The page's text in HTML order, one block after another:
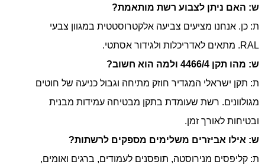
ש: האם ניתן לצבוע רשת מותאמת?
ת: כן. אנחנו מציעים צביעה אלקטרוסטטית במגוון צבעי
RAL. מתאים לאדריכלות ולגידור אסתטי.
ש: מהו תקן 4466/4 ולמה הוא חשוב?
ת: תקן ישראלי המגדיר חוזק מתיחה וגבול כניעה של חוטים
מגולוונים. רשת שעומדת בתקן מבטיחה עמידות מבנית
ובטיחות לאורך זמן.
ש: אילו אביזרים משלימים מספקים לרשתות?
ת: קליפסים מנירוסטה, תופסנים לעמודים, ברגים ואומים,